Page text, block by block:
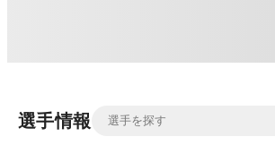
選手情報